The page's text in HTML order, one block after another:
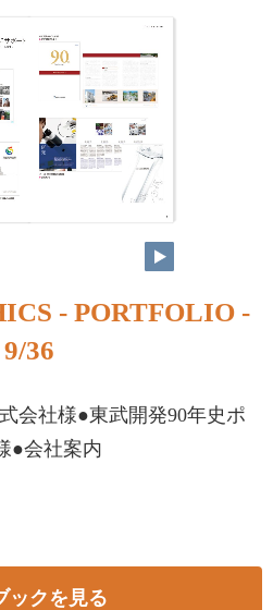
- PORTFOLIO -
9/36
会社様●東武開発90年史ポ
●会社案内
ックを見る